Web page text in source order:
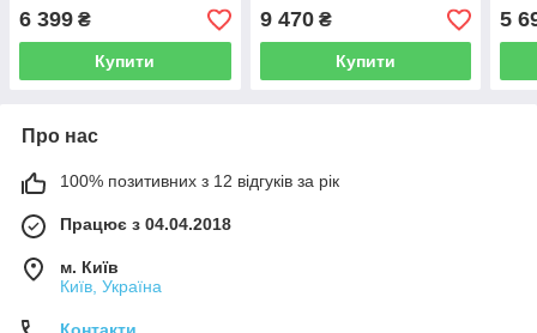
6 399 ₴
Купити
9 470₴
Купити
5
Про нас
100% позитивних з 12 відгуків за рік
Працює з 04.04.2018
м. Київ
Київ, Україна